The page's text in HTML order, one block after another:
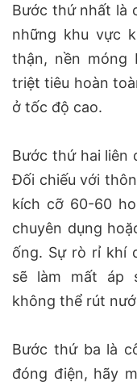
Bước thứ nhất là
những khu vực
thận, nền móng
triệt tiêu hoàn
ở tốc độ cao.
Bước thứ hai liên
Đối chiếu với
kích cỡ 60-60
chuyên dụng
ống. Sự rò rỉ khí
sẽ làm mất áp
không thể rút
Bước thứ ba là
đóng điện, hãy